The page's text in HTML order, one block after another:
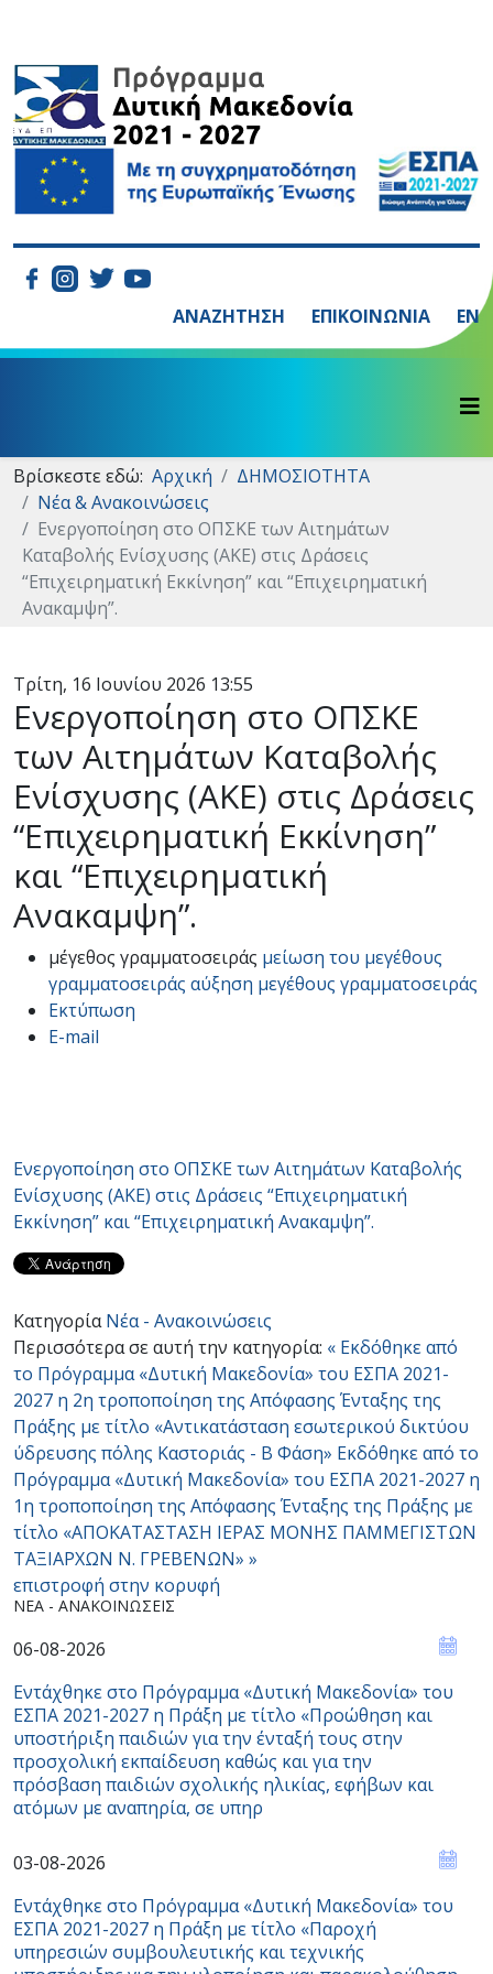
ΑΝΑΖΗΤΗΣΗ ΕΠΙΚΟΙΝΩΝΙΑ EN
Βρίσκεστε εδώ: Αρχική
ΔΗΜΟΣΙΟΤΗΤΑ
Νέα & Ανακοινώσεις
Eνεργοποίηση στο ΟΠΣΚΕ των Αιτημάτων
Καταβολής Ενίσχυσης (ΑΚΕ) στις Δράσεις
“Επιχειρηματική Εκκίνηση” και “Επιχειρηματική
Ανακαμψη”.
Τρίτη, 16 Ιουνίου 2026 13:55
Eνεργοποίηση στο ΟΠΣΚΕ
των Αιτημάτων Καταβολής
Ενίσχυσης (ΑΚΕ) στις Δράσεις
“Επιχειρηματική Εκκίνηση”
και “Επιχειρηματική
Ανακαμψη”.
μέγεθος γραμματοσειράς μείωση του μεγέθους
γραμματοσειράς αύξηση μεγέθους γραμματοσειράς
Εκτύπωση
E-mail
Eνεργοποίηση στο ΟΠΣΚΕ των Αιτημάτων Καταβολής
Ενίσχυσης (ΑΚΕ) στις Δράσεις “Επιχειρηματική
Εκκίνηση” και “Επιχειρηματική Ανακαμψη”.
Κατηγορία Νέα - Ανακοινώσεις
Περισσότερα σε αυτή την κατηγορία: « Εκδόθηκε από
το Πρόγραμμα «Δυτική Μακεδονία» του ΕΣΠΑ 2021-
2027 η 2η τροποποίηση της Απόφασης Ένταξης της
Πράξης με τίτλο «Αντικατάσταση εσωτερικού δικτύου
ύδρευσης πόλης Καστοριάς - Β Φάση» Εκδόθηκε από το
Πρόγραμμα «Δυτική Μακεδονία» του ΕΣΠΑ 2021-2027 η
1η τροποποίηση της Απόφασης Ένταξης της Πράξης με
τίτλο «ΑΠΟΚΑΤΑΣΤΑΣΗ ΙΕΡΑΣ ΜΟΝΗΣ ΠΑΜΜΕΓΙΣΤΩΝ
ΤΑΞΙΑΡΧΩΝ Ν. ΓΡΕΒΕΝΩΝ» »
επιστροφή στην κορυφή
ΝΈΑ - ΑΝΑΚΟΙΝΏΣΕΙΣ
06-08-2026
Εντάχθηκε στο Πρόγραμμα «Δυτική Μακεδονία» του
ΕΣΠΑ 2021-2027 η Πράξη με τίτλο «Προώθηση και
υποστήριξη παιδιών για την ένταξή τους στην
προσχολική εκπαίδευση καθώς και για την
πρόσβαση παιδιών σχολικής ηλικίας, εφήβων και
ατόμων με αναπηρία, σε υπηρ
03-08-2026
Εντάχθηκε στο Πρόγραμμα «Δυτική Μακεδονία» του
ΕΣΠΑ 2021-2027 η Πράξη με τίτλο «Παροχή
υπηρεσιών συμβουλευτικής και τεχνικής